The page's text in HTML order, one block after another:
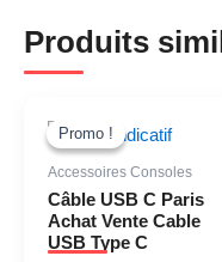
Produits
Promo !
Promo !
Accessoires Consoles
Câble USB C Paris
Achat Vente Cable
USB Type C
prix
initial
était :
prix
actuel
est :